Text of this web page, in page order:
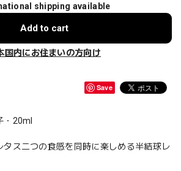
shipping available
Add to cart
国内にお住まいの方向け
Save
20ml
タス二つの食感を同時に楽しめる半結球レ